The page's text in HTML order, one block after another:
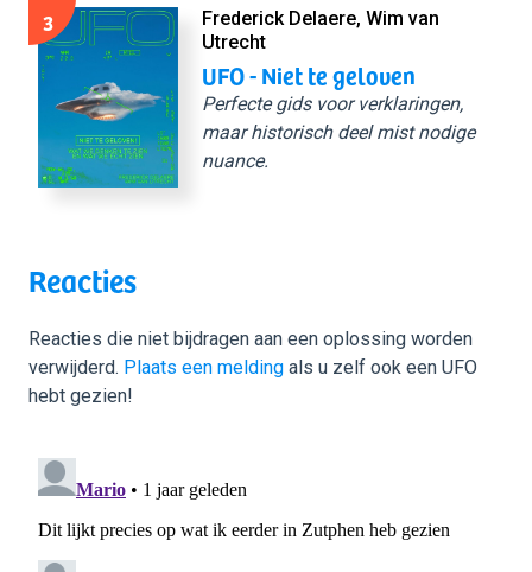
3
Frederick Delaere, Wim van
Utrecht
UFO - Niet te geloven
Perfecte gids voor verklaringen,
maar historisch deel mist nodige
nuance.
Reacties
Reacties die niet bijdragen aan een oplossing worden
verwijderd. Plaats een melding als u zelf ook een UFO
hebt gezien!